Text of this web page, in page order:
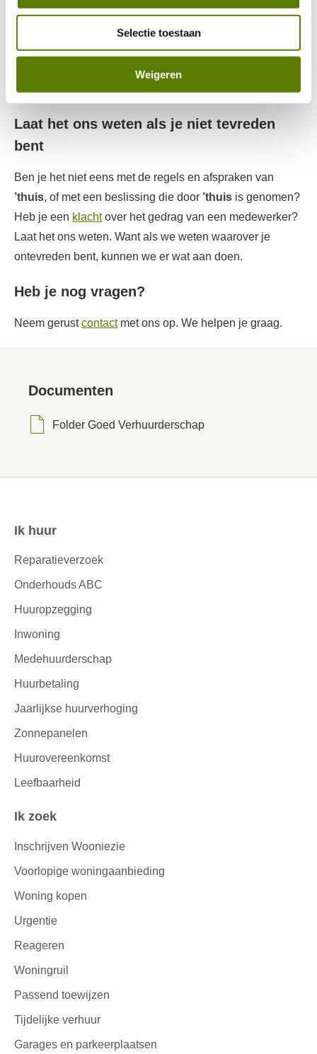
Selectie toestaan
Weigeren
Meldpunt Oirschot
Meldpunt Son en Breugel
Meldpunt Veldhoven
Laat het ons weten als je niet tevreden
bent
Ben je het niet eens met de regels en afspraken van
’thuis, of met een beslissing die door ’thuis is genomen?
Heb je een klachtover het gedrag van een medewerker?
Laat het ons weten. Want als we weten waarover je
ontevreden bent, kunnen we er wat aan doen.
Heb je nog vragen?
Neem gerustcontactmet ons op. We helpen je graag.
Documenten
Folder Goed Verhuurderschap
Contactinformatie
Ik huur
Reparatieverzoek
Onderhouds ABC
Huuropzegging
Inwoning
Medehuurderschap
Huurbetaling
Jaarlijkse huurverhoging
Zonnepanelen
Huurovereenkomst
Leefbaarheid
Ik zoek
Inschrijven Wooniezie
Voorlopige woningaanbieding
Woning kopen
Urgentie
Reageren
Woningruil
Passend toewijzen
Tijdelijke verhuur
Garages en parkeerplaatsen